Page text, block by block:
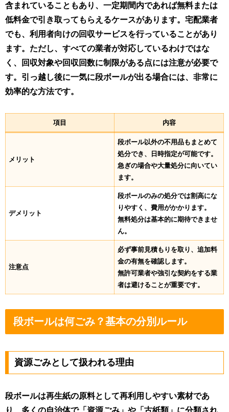
含まれていることもあり、一定期間内であれば無料または
低料金で引き取ってもらえるケースがあります。宅配業者
でも、利用者向けの回収サービスを行っていることがあり
ます。ただし、すべての業者が対応しているわけではな
く、回収対象や回収回数に制限がある点には注意が必要で
す。引っ越し後に一気に段ボールが出る場合には、非常に
効率的な方法です。
項目 内容
メリット
段ボール以外の不用品もまとめて
処分でき、日時指定が可能です。
急ぎの場合や大量処分に向いてい
ます。
デメリット
段ボールのみの処分では割高にな
りやすく、費用がかかります。
無料処分は基本的に期待できませ
ん。
注意点
必ず事前見積もりを取り、追加料
金の有無を確認します。
無許可業者や強引な契約をする業
者は避けることが重要です。
段ボールは何ごみ？基本の分別ルール
資源ごみとして扱われる理由
段ボールは再生紙の原料として再利用しやすい素材であ